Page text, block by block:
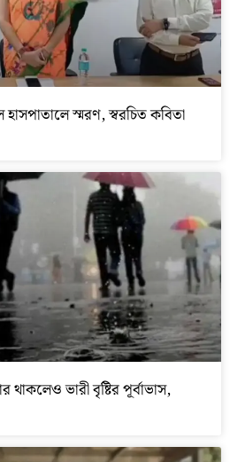
স্মরণ, স্বরচিত কবিতা
ভারী বৃষ্টির পূর্বাভাস,